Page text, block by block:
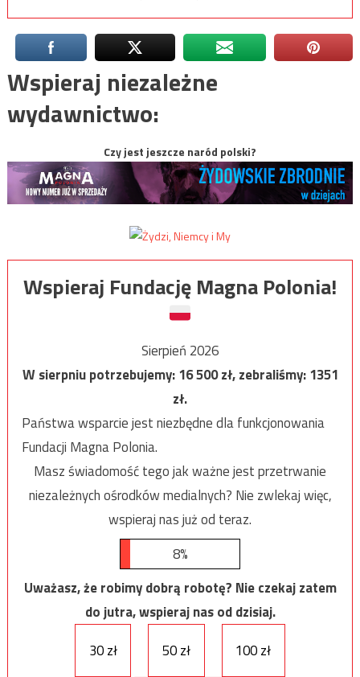
Wspieraj niezależne
wydawnictwo:
Czy jest jeszcze naród polski?
Wspieraj Fundację Magna Polonia!
Sierpień 2026
W sierpniu potrzebujemy:16 500zł, zebraliśmy:1351
zł.
Państwa wsparcie jest niezbędne dla funkcjonowania
Fundacji Magna Polonia.
Masz świadomość tego jak ważne jest przetrwanie
niezależnych ośrodków medialnych? Nie zwlekaj więc,
wspieraj nas już od teraz.
8%
Uważasz, że robimy dobrą robotę? Nie czekaj zatem
do jutra, wspieraj nas od dzisiaj.
30 zł
50 zł 100 zł